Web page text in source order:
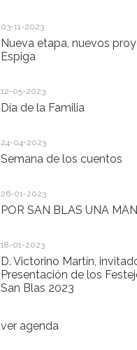
03-11-2023
Nueva etapa, nuevos
Espiga
12-05-2023
Día de la Familia
24-04-2023
Semana de los cuentos
26-01-2023
POR SAN BLAS UNA
18-01-2023
D. Victorino Martín,
Presentación de los
San Blas 2023
ver agenda